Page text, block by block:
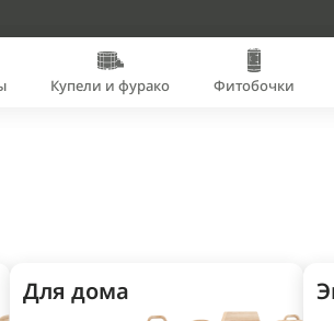
Купели и фурако Фитобочки
Для дома